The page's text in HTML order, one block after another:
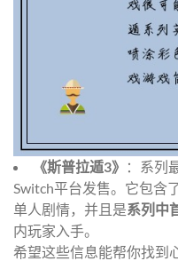
《斯普拉遁3》 ：系列
Switch平台发售。它包含
单人剧情，并且是系列中
内玩家入手。
希望这些信息能帮你找到